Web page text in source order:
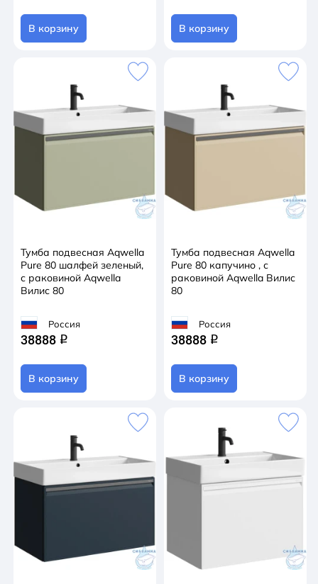
В корзину В корзину
Тумба подвесная Aqwella
Pure 80 шалфей зеленый,
с раковиной Aqwella
Вилис 80
Россия
38888 q
В корзину
Тумба подвесная Aqwella
Pure 80 капучино , с
раковиной Aqwella Вилис
80
Россия
38888 q
В корзину